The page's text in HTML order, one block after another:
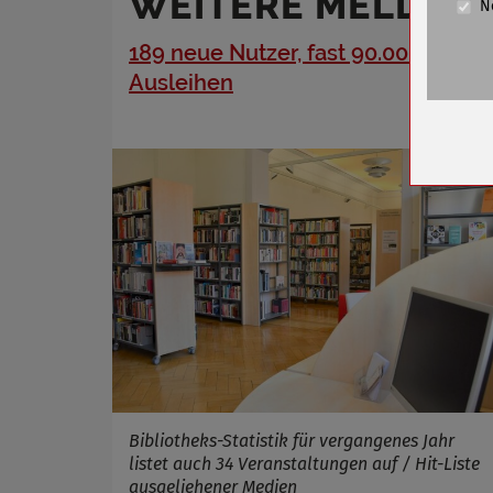
189 neue Nutzer, fast 90.000
Ausleihen
Bibliotheks-Statistik für vergangenes Jahr
listet auch 34 Veranstaltungen auf / Hit-Liste
ausgeliehener Medien
Cookie
Anbieter
Cookie
Cookie